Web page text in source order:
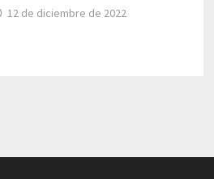
12 de diciembre de 2022